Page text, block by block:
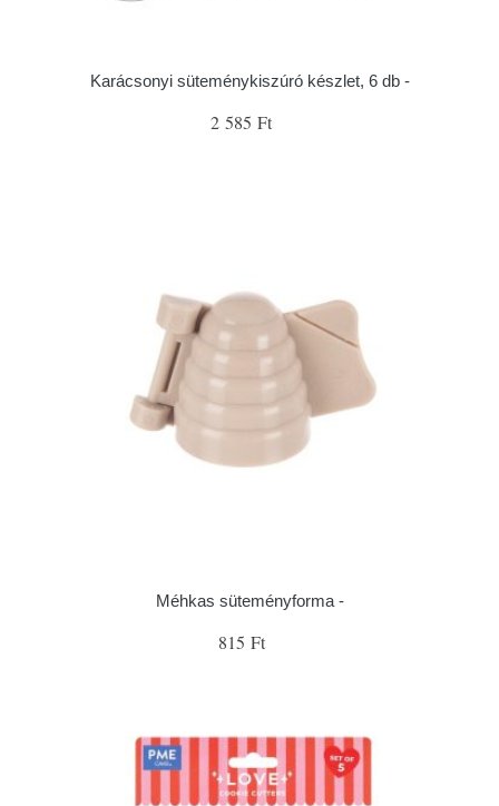
Karácsonyi süteménykiszúró készlet, 6 db -
2 585 Ft
Méhkas süteményforma -
815 Ft